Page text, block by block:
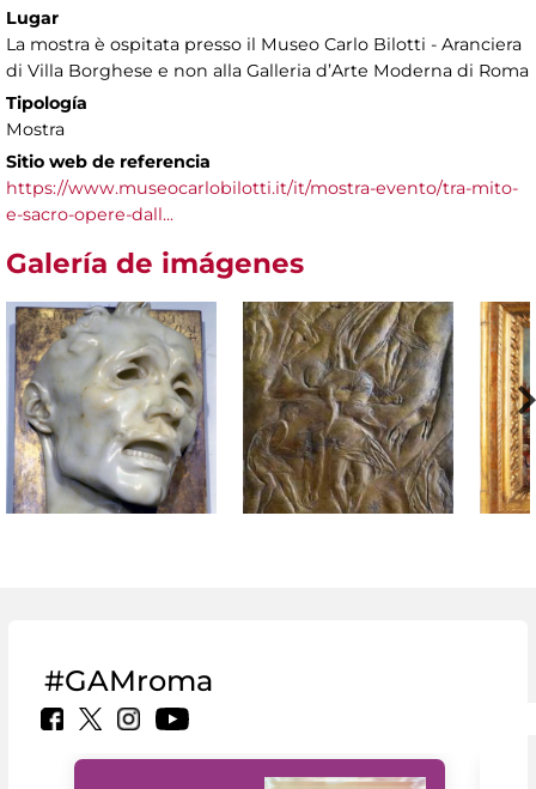
Lugar
La mostra è ospitata presso il Museo Carlo Bilotti - Aranciera
di Villa Borghese e non alla Galleria d’Arte Moderna di Roma
Tipología
Mostra
Sitio web de referencia
https://www.museocarlobilotti.it/it/mostra-evento/tra-mito-
e-sacro-opere-dall...
Galería de imágenes
#GAMroma